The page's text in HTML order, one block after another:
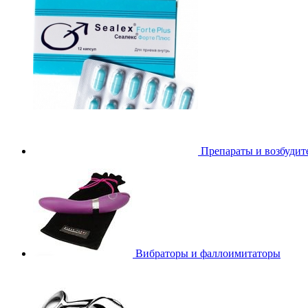
Препараты и
Вибраторы и фаллоимитаторы